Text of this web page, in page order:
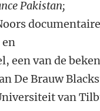
Pakistan;
een van de
De Brauw
van